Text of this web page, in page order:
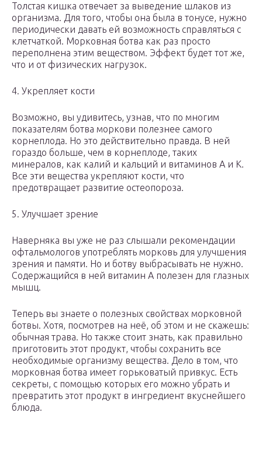
Толстая кишка отвечает за выведение шлаков из
организма. Для того, чтобы она была в тонусе, нужно
периодически давать ей возможность справляться с
клетчаткой. Морковная ботва как раз просто
переполнена этим веществом. Эффект будет тот же,
что и от физических нагрузок.
4. Укрепляет кости
Возможно, вы удивитесь, узнав, что по многим
показателям ботва моркови полезнее самого
корнеплода. Но это действительно правда. В ней
гораздо больше, чем в корнеплоде, таких
минералов, как калий и кальций и витаминов А и К.
Все эти вещества укрепляют кости, что
предотвращает развитие остеопороза.
5. Улучшает зрение
Наверняка вы уже не раз слышали рекомендации
офтальмологов употреблять морковь для улучшения
зрения и памяти. Но и ботву выбрасывать не нужно.
Содержащийся в ней витамин А полезен для глазных
мышц.
Теперь вы знаете о полезных свойствах морковной
ботвы. Хотя, посмотрев на неё, об этом и не скажешь:
обычная трава. Но также стоит знать, как правильно
приготовить этот продукт, чтобы сохранить все
необходимые организму вещества. Дело в том, что
морковная ботва имеет горьковатый привкус. Есть
секреты, с помощью которых его можно убрать и
превратить этот продукт в ингредиент вкуснейшего
блюда.